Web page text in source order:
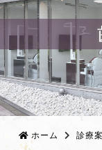
ホーム 診療